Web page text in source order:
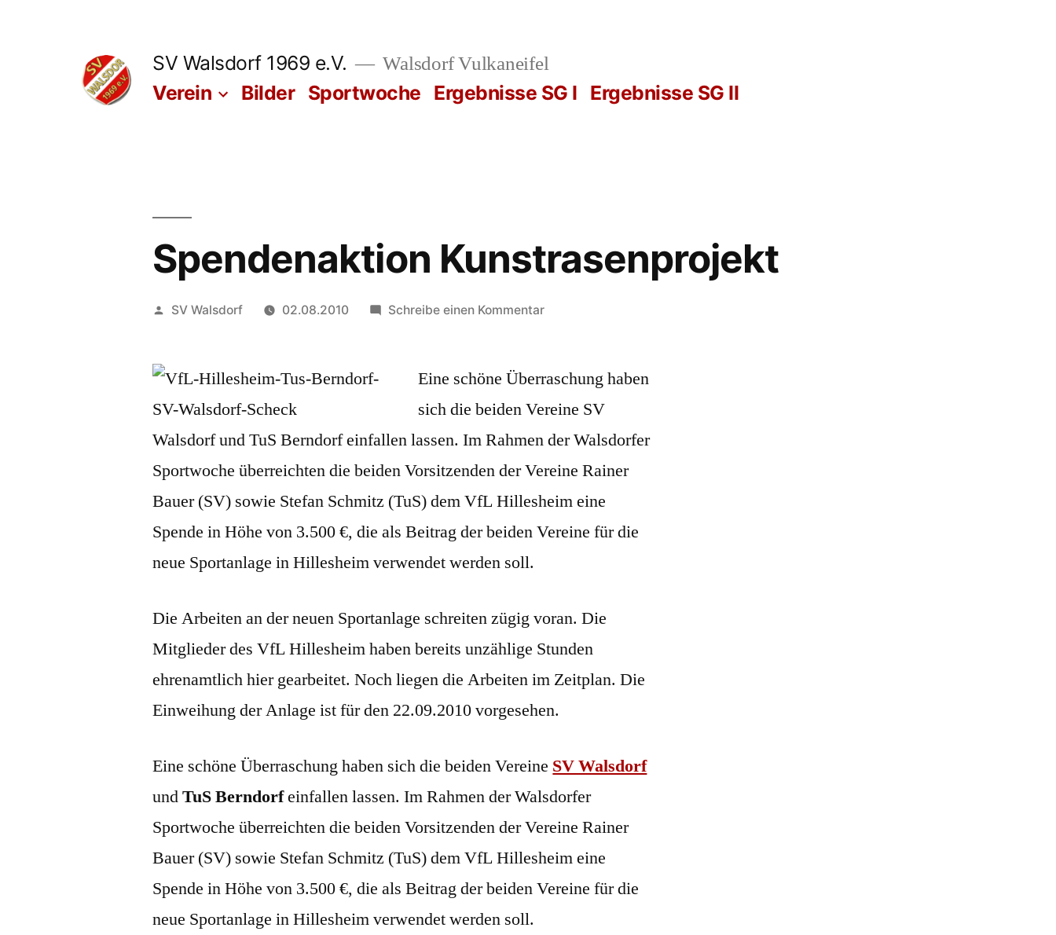
SV Walsdorf 1969 e.V. Walsdorf Vulkaneifel
Verein Bilder Sportwoche Ergebnisse SG I Ergebnisse SG II
Spendenaktion Kunstrasenprojekt
Veröffentlicht
SV Walsdorf 02.08.2010 Schreibe einen Kommentarzu
Eine schöne Überraschung haben
sich die beiden Vereine SV
Walsdorf und TuS Berndorf einfallen lassen. Im Rahmen der Walsdorfer
Sportwoche überreichten die beiden Vorsitzenden der Vereine Rainer
Bauer (SV) sowie Stefan Schmitz (TuS) dem VfL Hillesheim eine
Spende in Höhe von 3.500 €, die als Beitrag der beiden Vereine für die
neue Sportanlage in Hillesheim verwendet werden soll.
Die Arbeiten an der neuen Sportanlage schreiten zügig voran. Die
Mitglieder des VfL Hillesheim haben bereits unzählige Stunden
ehrenamtlich hier gearbeitet. Noch liegen die Arbeiten im Zeitplan. Die
Einweihung der Anlage ist für den 22.09.2010 vorgesehen.
Eine schöne Überraschung haben sich die beiden Vereine SV Walsdorf
undTuS Berndorfeinfallen lassen. Im Rahmen der Walsdorfer
Sportwoche überreichten die beiden Vorsitzenden der Vereine Rainer
Bauer (SV) sowie Stefan Schmitz (TuS) dem VfL Hillesheim eine
Spende in Höhe von 3.500 €, die als Beitrag der beiden Vereine für die
neue Sportanlage in Hillesheim verwendet werden soll.